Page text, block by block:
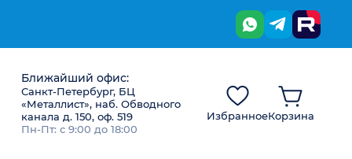
Ближайший офис:
Санкт-Петербург, БЦ
«Металлист», наб. Обводного
канала д. 150, оф. 519
Пн-Пт: с 9:00 до 18:00
ИзбранноеКорзина